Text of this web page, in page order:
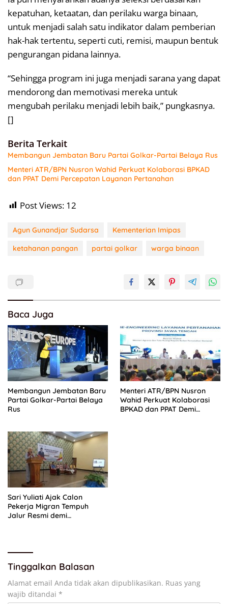
kepatuhan, ketaatan, dan perilaku warga binaan,
untuk menjadi salah satu indikator dalam pemberian
hak-hak tertentu, seperti cuti, remisi, maupun bentuk
pengurangan pidana lainnya.
“Sehingga program ini juga menjadi sarana yang dapat
mendorong dan memotivasi mereka untuk
mengubah perilaku menjadi lebih baik,” pungkasnya.
[]
Berita Terkait
Membangun Jembatan Baru Partai Golkar-Partai Belaya Rus
Menteri ATR/BPN Nusron Wahid Perkuat Kolaborasi BPKAD
dan PPAT Demi Percepatan Layanan Pertanahan
Post Views: 12
Agun Gunandjar Sudarsa
Kementerian Imipas
ketahanan pangan
partai golkar warga binaan
Baca Juga
Membangun Jembatan Baru
Partai Golkar-Partai Belaya
Rus
Menteri ATR/BPN Nusron
Wahid Perkuat Kolaborasi
BPKAD dan PPAT Demi
Sari Yuliati Ajak Calon
Pekerja Migran Tempuh
Jalur Resmi demi
Tinggalkan Balasan
Alamat email Anda tidak akan dipublikasikan. Ruas yang
wajib ditandai *